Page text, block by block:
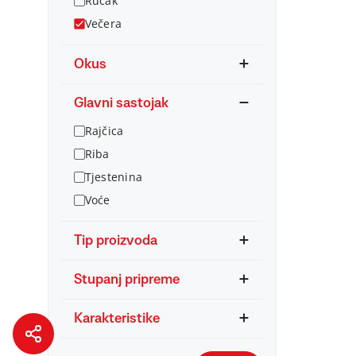
Večera
Okus
Glavni sastojak
Rajčica
Riba
Tjestenina
Voće
Tip proizvoda
Stupanj pripreme
Karakteristike